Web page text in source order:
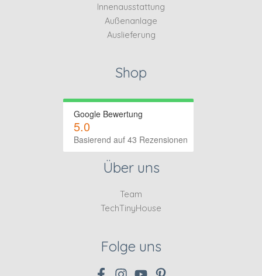
Innenausstattung
Außenanlage
Auslieferung
Shop
Google Bewertung
5.0
Basierend auf 43 Rezensionen
Über uns
Team
TechTinyHouse
Folge uns